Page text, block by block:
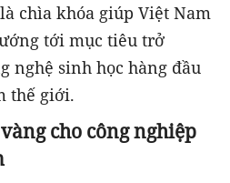
chìa khóa giúp Việt Nam
tới mục tiêu trở
nghệ sinh học hàng đầu
thế giới.
cho công nghiệp